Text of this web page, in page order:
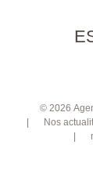
© 2026
Nos